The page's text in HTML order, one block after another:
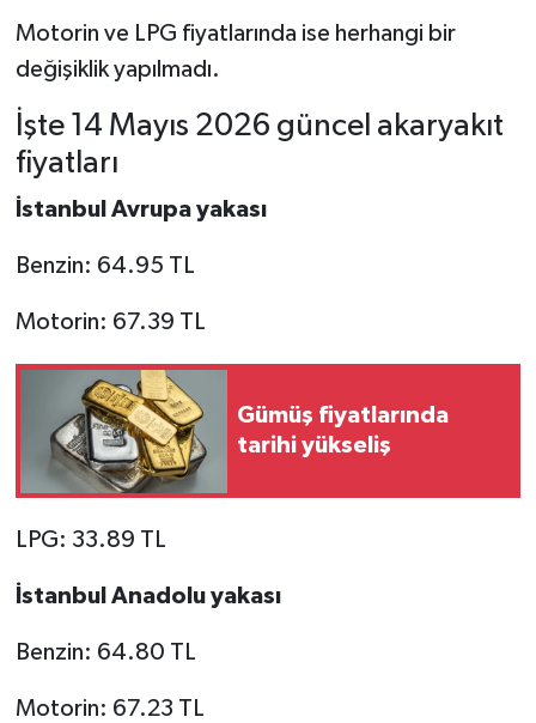
Motorin ve LPG fiyatlarında ise herhangi bir
değişiklik yapılmadı.
İşte 14 Mayıs 2026 güncel akaryakıt
fiyatları
İstanbul Avrupa yakası
Benzin: 64.95 TL
Motorin: 67.39 TL
Gümüş fiyatlarında
tarihi yükseliş
LPG: 33.89 TL
İstanbul Anadolu yakası
Benzin: 64.80 TL
Motorin: 67.23 TL